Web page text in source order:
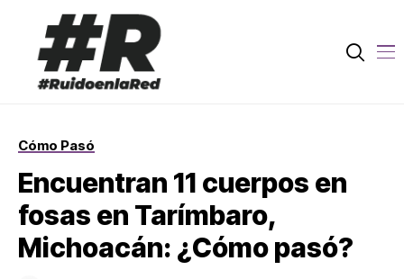
Cómo Pasó
Encuentran 11 cuerpos en
fosas en Tarímbaro,
Michoacán: ¿Cómo pasó?